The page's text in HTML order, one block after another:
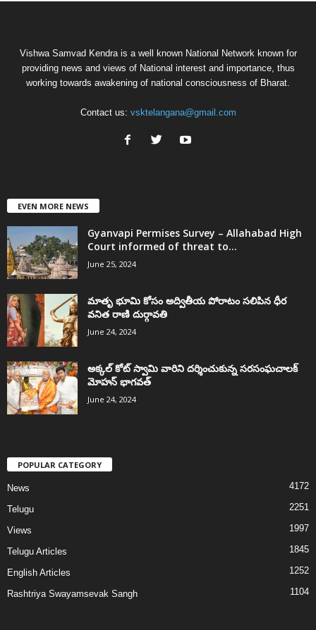
Vishwa Samvad Kendra is a well known National Network known for
providing news and views of National interest and importance, thus
working towards awakening of national consciousness of Bharat.
Contact us: vsktelangana@gmail.com
EVEN MORE NEWS
Gyanvapi Permises Survey – Allahabad High
Court informed of threat to...
June 25, 2024
మాతృ భూమి కోసం అద్వితీయ పోరాటం సలిపిన ధీర
వనిత రాణి దుర్గావతి
June 24, 2024
అక్కల్‌ కోట్‌ స్వామి వారిని దర్శించుకున్న సరసంఘచాలక్
మోహన్ భాగవత్
June 24, 2024
POPULAR CATEGORY
News 4172
Telugu 2251
Views 1997
Telugu Articles 1845
English Articles 1252
Rashtriya Swayamsevak Sangh 1104